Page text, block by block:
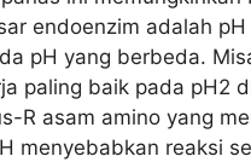
endoenzim adalah
pH yang berbeda.
paling baik pada pH2
R asam amino yang
menyebabkan reaksi